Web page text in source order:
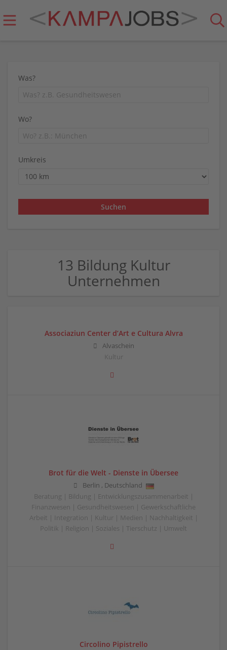
Was?
Wo?
Umkreis
13 Bildung Kultur
Unternehmen
Associaziun Center d’Art e Cultura Alvra
Alvaschein
Kultur
Brot für die Welt - Dienste in Übersee
Berlin , Deutschland
Beratung | Bildung | Entwicklungszusammenarbeit |
Finanzwesen | Gesundheitswesen | Gewerkschaftliche
Arbeit | Integration | Kultur | Medien | Nachhaltigkeit |
Politik | Religion | Soziales | Tierschutz | Umwelt
Circolino Pipistrello